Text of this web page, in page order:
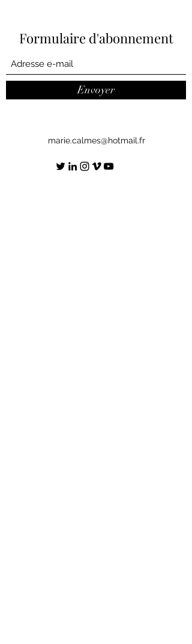
Formulaire d'abonnement
Envoyer
marie.calmes@hotmail.fr